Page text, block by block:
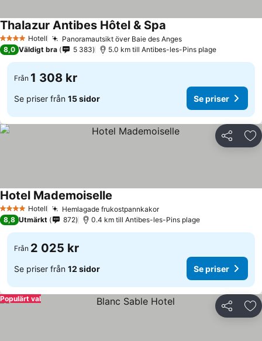
4 StjärnorHotell Panoramautsikt över Baie des Anges
Thalazur Antibes Hôtel & Spa
8,0 Väldigt bra 5 383 5.0 km till Antibes-les-Pins plage
Från 1 308 kr
Se priser från 15 sidor Se priser
Dela
4 StjärnorHotell Hemlagade frukostpannkakor
Hotel Mademoiselle
8,8 Utmärkt 872 0.4 km till Antibes-les-Pins plage
Från 2 025 kr
Se priser från 12 sidor Se priser
Dela
Populärt val